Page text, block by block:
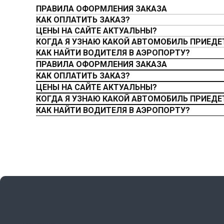
ПРАВИЛА ОФОРМЛЕНИЯ ЗАКАЗА
КАК ОПЛАТИТЬ ЗАКАЗ?
ЦЕНЫ НА САЙТЕ АКТУАЛЬНЫ?
КОГДА Я УЗНАЮ КАКОЙ АВТОМОБИЛЬ
КАК НАЙТИ ВОДИТЕЛЯ В АЭРОПОРТУ?
ПРАВИЛА ОФОРМЛЕНИЯ ЗАКАЗА
КАК ОПЛАТИТЬ ЗАКАЗ?
ЦЕНЫ НА САЙТЕ АКТУАЛЬНЫ?
КОГДА Я УЗНАЮ КАКОЙ АВТОМОБИЛЬ
КАК НАЙТИ ВОДИТЕЛЯ В АЭРОПОРТУ?